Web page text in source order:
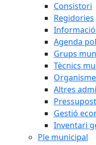
Consistori
Regidories
Agenda
Grups
Tècnics
Altres
Gestió
Inventari
Ple municipal